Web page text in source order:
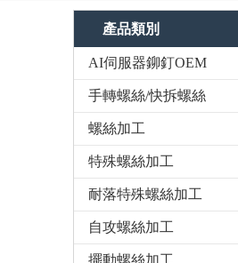
產品類別
AI伺服器鉚釘OEM
手轉螺絲/快拆螺絲
螺絲加工
特殊螺絲加工
耐落特殊螺絲加工
自攻螺絲加工